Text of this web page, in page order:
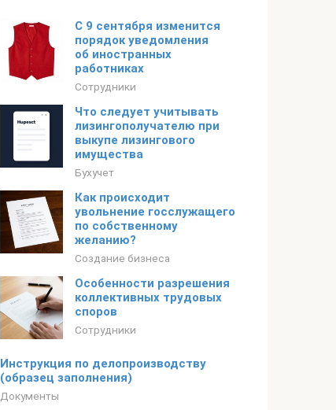
С 9 сентября изменится
порядок уведомления
об иностранных
работниках
Сотрудники
Что следует учитывать
лизингополучателю при
выкупе лизингового
имущества
Бухучет
Как происходит
увольнение госслужащего
по собственному
желанию?
Создание бизнеса
Особенности разрешения
коллективных трудовых
споров
Сотрудники
Инструкция по делопроизводству
(образец заполнения)
Документы